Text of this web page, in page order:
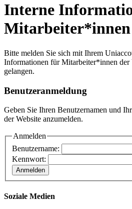
Interne
Mitarbeiter*innen
Bitte melden Sie sich mit Ihrem
Informationen für Mitarbeiter*innen
gelangen.
Benutzeranmeldung
Geben Sie Ihren Benutzernamen und
der Website anzumelden.
Anmelden
Benutzername:
Kennwort:
Soziale Medien